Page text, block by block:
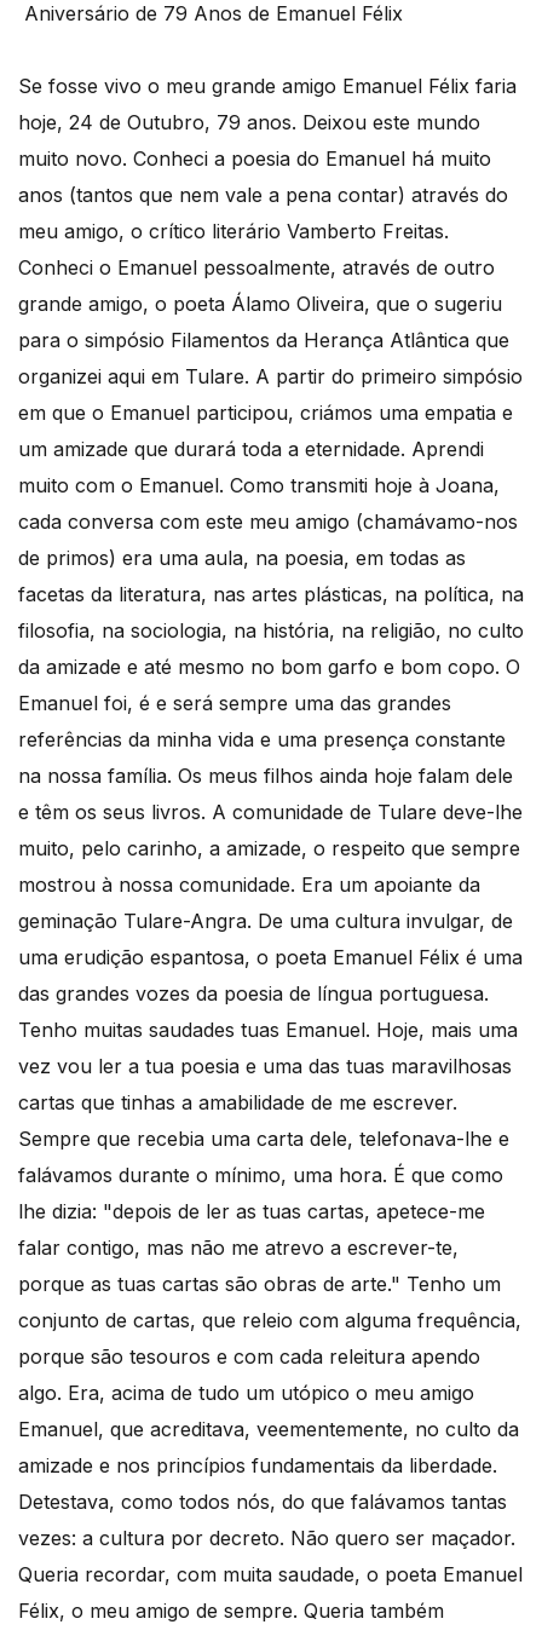
Aniversário de 79 Anos de Emanuel Félix
Se fosse vivo o meu grande amigo Emanuel Félix faria
hoje, 24 de Outubro, 79 anos. Deixou este mundo
muito novo. Conheci a poesia do Emanuel há muito
anos (tantos que nem vale a pena contar) através do
meu amigo, o crítico literário Vamberto Freitas.
Conheci o Emanuel pessoalmente, através de outro
grande amigo, o poeta Álamo Oliveira, que o sugeriu
para o simpósio Filamentos da Herança Atlântica que
organizei aqui em Tulare. A partir do primeiro simpósio
em que o Emanuel participou, criámos uma empatia e
um amizade que durará toda a eternidade. Aprendi
muito com o Emanuel. Como transmiti hoje à Joana,
cada conversa com este meu amigo (chamávamo-nos
de primos) era uma aula, na poesia, em todas as
facetas da literatura, nas artes plásticas, na política, na
filosofia, na sociologia, na história, na religião, no culto
da amizade e até mesmo no bom garfo e bom copo. O
Emanuel foi, é e será sempre uma das grandes
referências da minha vida e uma presença constante
na nossa família. Os meus filhos ainda hoje falam dele
e têm os seus livros. A comunidade de Tulare deve-lhe
muito, pelo carinho, a amizade, o respeito que sempre
mostrou à nossa comunidade. Era um apoiante da
geminação Tulare-Angra. De uma cultura invulgar, de
uma erudição espantosa, o poeta Emanuel Félix é uma
das grandes vozes da poesia de língua portuguesa.
Tenho muitas saudades tuas Emanuel. Hoje, mais uma
vez vou ler a tua poesia e uma das tuas maravilhosas
cartas que tinhas a amabilidade de me escrever.
Sempre que recebia uma carta dele, telefonava-lhe e
falávamos durante o mínimo, uma hora. É que como
lhe dizia: "depois de ler as tuas cartas, apetece-me
falar contigo, mas não me atrevo a escrever-te,
porque as tuas cartas são obras de arte." Tenho um
conjunto de cartas, que releio com alguma frequência,
porque são tesouros e com cada releitura apendo
algo. Era, acima de tudo um utópico o meu amigo
Emanuel, que acreditava, veementemente, no culto da
amizade e nos princípios fundamentais da liberdade.
Detestava, como todos nós, do que falávamos tantas
vezes: a cultura por decreto. Não quero ser maçador.
Queria recordar, com muita saudade, o poeta Emanuel
Félix, o meu amigo de sempre. Queria também